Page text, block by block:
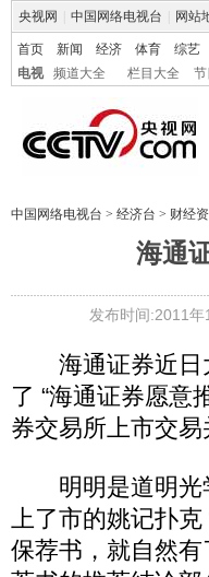
央视网 中国网络电视台 网站
首页 新闻 经济 体育 综艺
电视
频道大全 栏目大全 节
中国网络电视台 > 经济台 > 财经
海通
发布时间:2011
海通证券近日
了 “海通证券愿意
券交易所上市交
明明是道明光
上了市的姚记扑
保荐书，就自然